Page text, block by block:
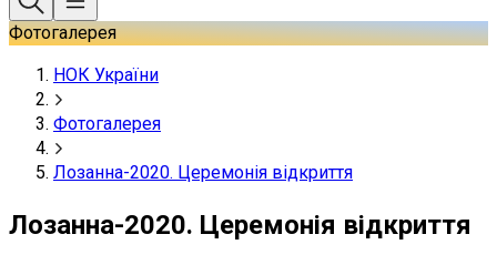
Фотогалерея
НОК України
Фотогалерея
Лозанна-2020. Церемонія відкриття
Лозанна-2020. Церемонія відкриття